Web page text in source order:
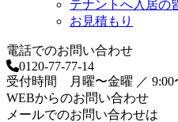
テナントへ入居の
お見積もり
電話でのお問い合わせ
0120-77-77-14
受付時間 月曜〜金曜 ／ 9:00
WEBからのお問い合わせ
メールでのお問い合わせは